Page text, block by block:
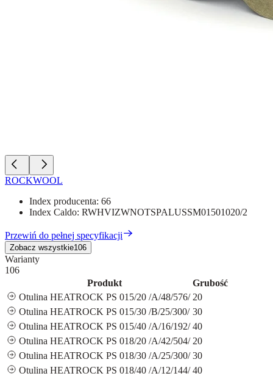
ROCKWOOL
Index producenta: 66
Index Caldo: RWHVIZWNOTSPALUSSM01501020/2
Przewiń do pełnej specyfikacji
Zobacz wszystkie106
Warianty
106
Produkt
Grubość
Otulina HEATROCK PS 015/20 /A/48/576/ 20
Otulina HEATROCK PS 015/30 /B/25/300/ 30
Otulina HEATROCK PS 015/40 /A/16/192/ 40
Otulina HEATROCK PS 018/20 /A/42/504/ 20
Otulina HEATROCK PS 018/30 /A/25/300/ 30
Otulina HEATROCK PS 018/40 /A/12/144/ 40